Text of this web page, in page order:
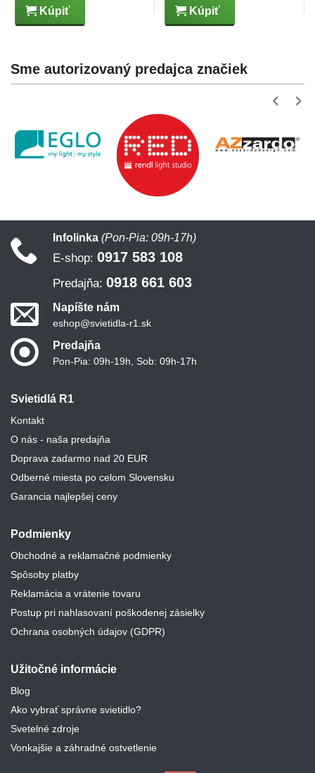
Kúpiť Kúpiť
Sme autorizovaný predajca značiek
Svietidlá R1
Kontakt
O nás - naša predajňa
Doprava zadarmo nad 20 EUR
Odberné miesta po celom Slovensku
Garancia najlepšej ceny
Podmienky
Obchodné a reklamačné podmienky
Spôsoby platby
Reklamácia a vrátenie tovaru
Postup pri nahlasovaní poškodenej zásielky
Ochrana osobných údajov (GDPR)
Užitočné informácie
Blog
Ako vybrať správne svietidlo?
Svetelné zdroje
Vonkajšie a záhradné ostvetlenie
Infolinka (Pon-Pia: 09h-17h)
E-shop: 0917 583 108
Predajňa: 0918 661 603
Napíšte nám
eshop@svietidla-r1.sk
Predajňa
Pon-Pia: 09h-19h, Sob: 09h-17h